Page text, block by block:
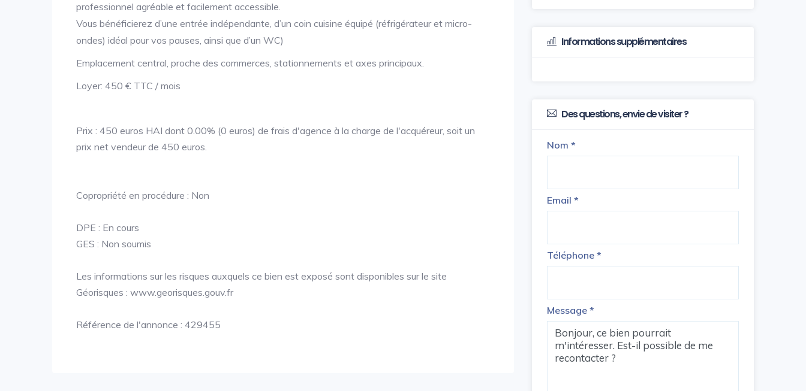
professionnel agréable et facilement accessible.
Vous bénéficierez d’une entrée indépendante, d’un coin cuisine équipé (réfrigérateur et micro-
ondes) idéal pour vos pauses, ainsi que d’un WC)
Emplacement central, proche des commerces, stationnements et axes principaux.
Loyer: 450 € TTC / mois
Prix : 450 euros HAI dont 0.00% (0 euros) de frais d'agence à la charge de l'acquéreur, soit un
prix net vendeur de 450 euros.
Copropriété en procédure : Non
DPE : En cours
GES : Non soumis
Les informations sur les risques auxquels ce bien est exposé sont disponibles sur le site
Géorisques : www.georisques.gouv.fr
Référence de l'annonce : 429455
Informations supplémentaires
Des questions, envie de visiter ?
Nom *
Email *
Téléphone *
Message *